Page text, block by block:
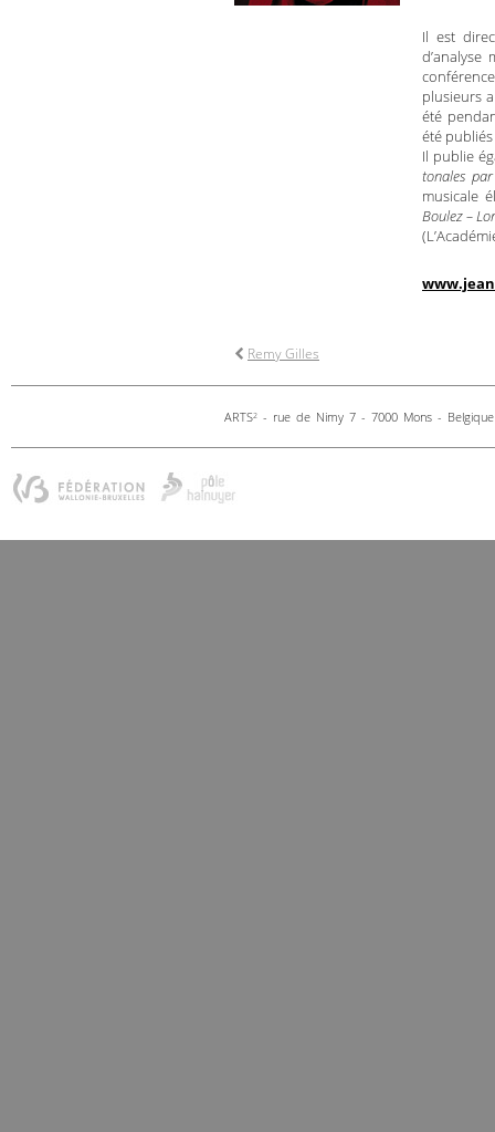
Il est
plusieurs
été
été
Il publie
tonales par
musicale
Boulez –
Remy Gilles
ARTS2 - rue de Nimy 7 - 7000 Mons -